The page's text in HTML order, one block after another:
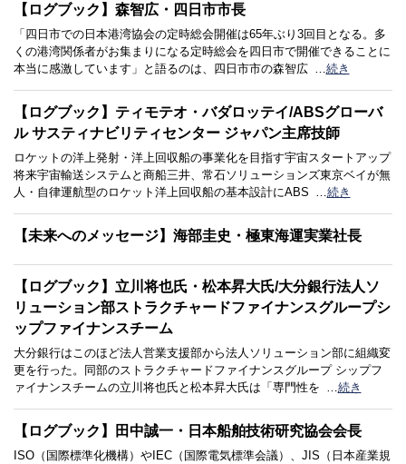
【ログブック】森智広・四日市市長
「四日市での日本港湾協会の定時総会開催は65年ぶり3回目となる。多
くの港湾関係者がお集まりになる定時総会を四日市で開催できることに
本当に感激しています」と語るのは、四日市市の森智広 …続き
【ログブック】ティモテオ・バダロッテイ/ABSグローバ
ル サスティナビリティセンター ジャパン主席技師
ロケットの洋上発射・洋上回収船の事業化を目指す宇宙スタートアップ
将来宇宙輸送システムと商船三井、常石ソリューションズ東京ベイが無
人・自律運航型のロケット洋上回収船の基本設計にABS …続き
【未来へのメッセージ】海部圭史・極東海運実業社長
【ログブック】立川将也氏・松本昇大氏/大分銀行法人ソ
リューション部ストラクチャードファイナンスグループシ
ップファイナンスチーム
大分銀行はこのほど法人営業支援部から法人ソリューション部に組織変
更を行った。同部のストラクチャードファイナンスグループ シップフ
ァイナンスチームの立川将也氏と松本昇大氏は「専門性を …続き
【ログブック】田中誠一・日本船舶技術研究協会会長
ISO（国際標準化機構）やIEC（国際電気標準会議）、JIS（日本産業規